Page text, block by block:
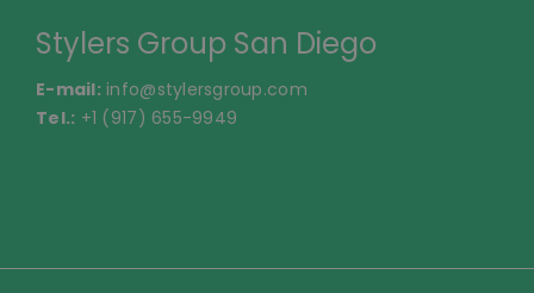
Stylers Group San Diego
E-mail: info@stylersgroup.com
Tel.: +1 (917) 655-9949